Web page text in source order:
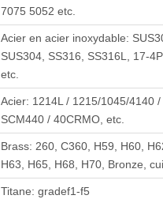
7075 5052 etc.
Acier en acier inoxydable:
SUS304, SS316, SS316L, 17-
etc.
Acier: 1214L / 1215/1045/4140 /
SCM440 / 40CRMO, etc.
Brass: 260, C360, H59, H60,
H63, H65, H68, H70, Bronze,
Titane: gradef1-f5